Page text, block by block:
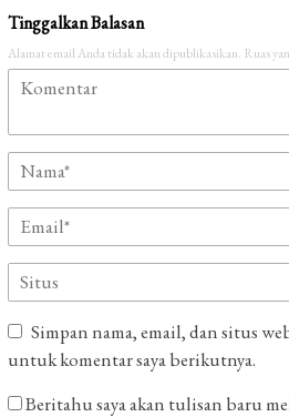
Tinggalkan Balasan
Alamat email Anda tidak akan dipublikasikan. Ruas
Simpan nama, email, dan situs
untuk komentar saya berikutnya.
Beritahu saya akan tulisan baru